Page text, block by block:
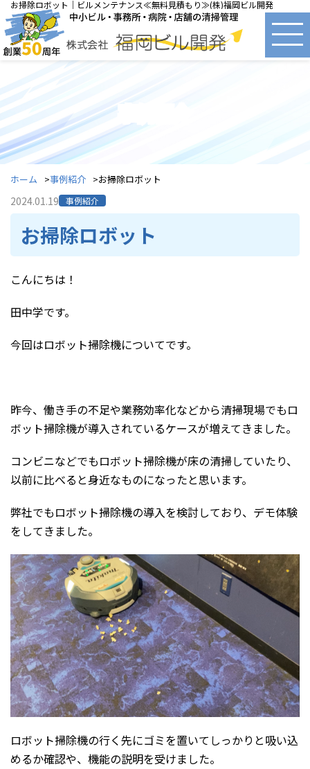
お掃除ロボット｜ビルメンテナンス≪無料見積もり≫(株)福岡ビル開発
事例紹介
ホーム 事例紹介 お掃除ロボット
2024.01.19 事例紹介
お掃除ロボット
こんにちは！
田中学です。
今回はロボット掃除機についてです。
昨今、働き手の不足や業務効率化などから清掃現場でもロ
ボット掃除機が導入されているケースが増えてきました。
コンビニなどでもロボット掃除機が床の清掃していたり、
以前に比べると身近なものになったと思います。
弊社でもロボット掃除機の導入を検討しており、デモ体験
をしてきました。
ロボット掃除機の行く先にゴミを置いてしっかりと吸い込
めるか確認や、機能の説明を受けました。